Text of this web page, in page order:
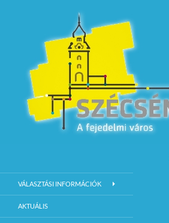
Szécsény Város Hivatalos Weboldala
VÁLASZTÁSI INFORMÁCIÓK
AKTUÁLIS